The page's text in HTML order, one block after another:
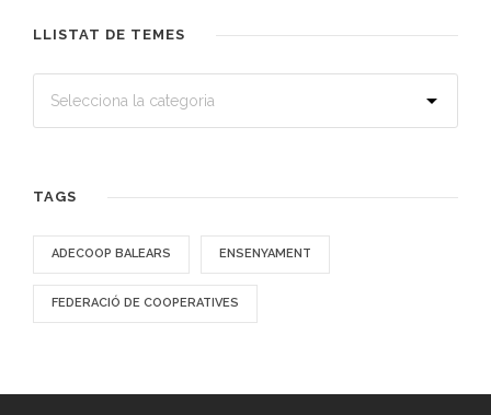
LLISTAT DE TEMES
TAGS
ADECOOP BALEARS ENSENYAMENT
FEDERACIÓ DE COOPERATIVES